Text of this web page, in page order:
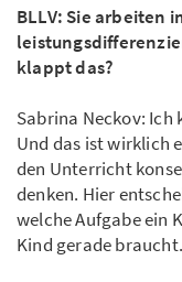
BLLV: Sie arbeiten
klappt das?
Sabrina Neckov:
Und das ist wirklich
den Unterricht
denken. Hier
welche Aufgabe ein
Kind gerade braucht.